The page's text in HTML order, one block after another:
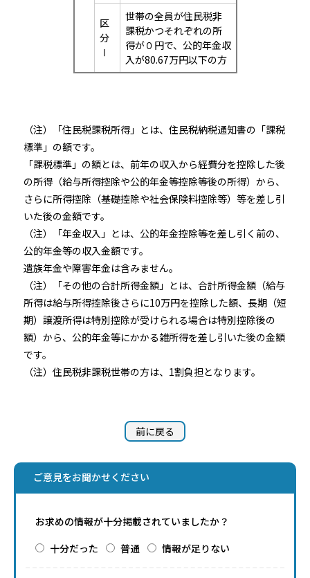
区
分
Ⅰ
世帯の全員が住民税非
課税かつそれぞれの所
得が０円で、公的年金収
入が80.67万円以下の方
（注）「住民税課税所得」とは、住民税納税通知書の「課税
標準」の額です。
「課税標準」の額とは、前年の収入から経費分を控除した後
の所得（給与所得控除や公的年金等控除等後の所得）から、
さらに所得控除（基礎控除や社会保険料控除等）等を差し引
いた後の金額です。
（注）「年金収入」とは、公的年金控除等を差し引く前の、
公的年金等の収入金額です。
遺族年金や障害年金は含みません。
（注）「その他の合計所得金額」とは、合計所得金額（給与
所得は給与所得控除後さらに10万円を控除した額、長期（短
期）譲渡所得は特別控除が受けられる場合は特別控除後の
額）から、公的年金等にかかる雑所得を差し引いた後の金額
です。
（注）住民税非課税世帯の方は、1割負担となります。
前に戻る
ご意見をお聞かせください
お求めの情報が十分掲載されていましたか？
十分だった
普通 情報が足りない